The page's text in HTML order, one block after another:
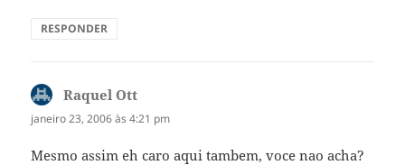
RESPONDER
Raquel Ott
janeiro 23, 2006 às 4:21 pm
Mesmo assim eh caro aqui tambem, voce nao acha?